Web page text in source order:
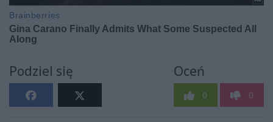
Podziel się Oceń
0 0